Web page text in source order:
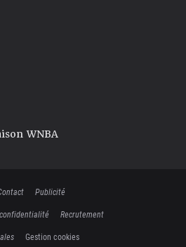
WNBA
Publicité
Recrutement
Gestion cookies